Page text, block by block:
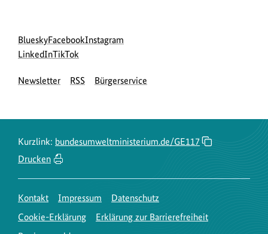
Social
Media
Blueskyzur
Bluesky-
des
Facebookzur
des
Instagram
des
LinkedInzur
Seite
zur
Seite
TikTok
Newsletter RSS Bürgerservice
Kurzlink: bundesumweltministerium.de/GE117
Drucken
Kontakt Impressum
Datenschutz
Cookie-Erklärung
Erklärung zur Barrierefreiheit